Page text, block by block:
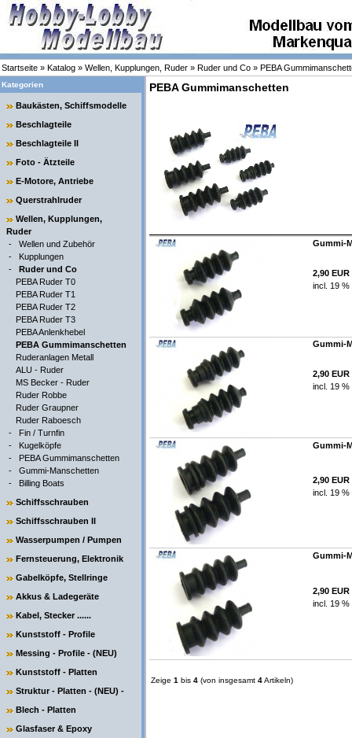
Startseite » Katalog » Wellen, Kupplungen, Ruder » Ruder und Co » PEBA
Kategorien
Baukästen, Schiffsmodelle
Beschlagteile
Beschlagteile II
Foto - Ätzteile
E-Motore, Antriebe
Querstrahlruder
Wellen, Kupplungen,
Ruder
- Wellen und Zubehör
- Kupplungen
- Ruder und Co
PEBA Ruder T0
PEBA Ruder T1
PEBA Ruder T2
PEBA Ruder T3
PEBA Anlenkhebel
PEBA Gummimanschetten
Ruderanlagen Metall
ALU - Ruder
MS Becker - Ruder
Ruder Robbe
Ruder Graupner
Ruder Raboesch
- Fin / Turnfin
- Kugelköpfe
- PEBA Gummimanschetten
- Gummi-Manschetten
- Billing Boats
Schiffsschrauben
Schiffsschrauben II
Wasserpumpen / Pumpen
Fernsteuerung, Elektronik
Gabelköpfe, Stellringe
Akkus & Ladegeräte
Kabel, Stecker ......
Kunststoff - Profile
Messing - Profile - (NEU)
Kunststoff - Platten
Struktur - Platten - (NEU) -
Blech - Platten
Glasfaser & Epoxy
PEBA Gummimanschetten
Gummi-
2,90 EUR
incl. 19 %
Gummi-
2,90 EUR
incl. 19 %
Gummi-
2,90 EUR
incl. 19 %
Gummi-
2,90 EUR
incl. 19 %
Zeige 1 bis 4 (von insgesamt 4Artikeln)